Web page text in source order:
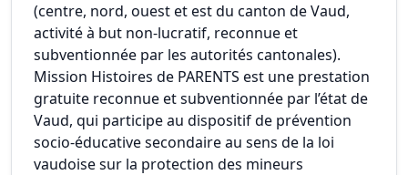
(centre, nord, ouest et est du canton de Vaud,
activité à but non-lucratif, reconnue et
subventionnée par les autorités cantonales).
Mission Histoires de PARENTS est une prestation
gratuite reconnue et subventionnée par l’état de
Vaud, qui participe au dispositif de prévention
socio-éducative secondaire au sens de la loi
vaudoise sur la protection des mineurs